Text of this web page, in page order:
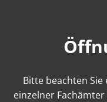
Bitte beachten
einzelner